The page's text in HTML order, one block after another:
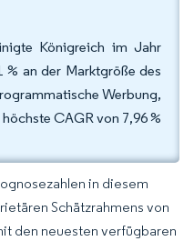
Königreich im Jahr
% an der Marktgröße des
Werbung,
CAGR von 7,96 %
in diesem
Schätzrahmens von
den neuesten verfügbaren